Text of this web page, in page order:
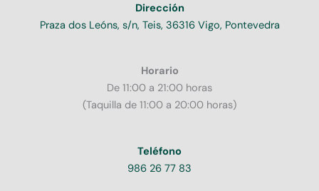
Dirección
Praza dos Leóns, s/n, Teis, 36316 Vigo, Pontevedra
Horario
De 11:00 a 21:00 horas
(Taquilla de 11:00 a 20:00 horas)
Teléfono
986 26 77 83